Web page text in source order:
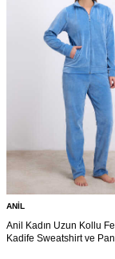
ANIL
Anil Kadın Uzun Kollu
Kadife Sweatshirt ve